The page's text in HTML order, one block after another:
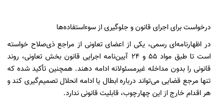
درخواست برای اجرای قانون و جلوگیری از سوءاستفاده‌ها
در اظهارنامه‌ای رسمی، یکی از اعضای تعاونی از مراجع ذی‌صلاح خواسته
است تا طبق مواد ۵۵ و ۲۴ آیین‌نامه اجرایی قانون بخش تعاونی، روند
قانونی را بدون مداخله غیرمسئولانه ادامه دهند. همچنین تأکید شده که
تنها مرجع قضایی می‌تواند درباره ابطال یا ادامه انحلال تصمیم‌گیری کند و
هر اقدام خارج از این چهارچوب، قابلیت قانونی ندارد.